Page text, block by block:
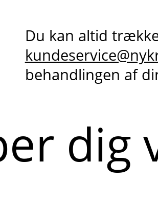
Du kan altid
behandlingen af
dig